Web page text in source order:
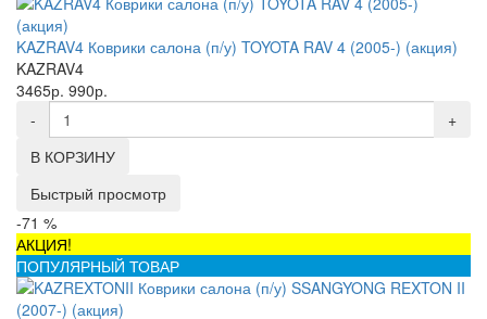
KAZRAV4 Коврики салона (п/у) TOYOTA RAV 4 (2005-) (акция)
KAZRAV4
3465р. 990р.
-
+
В КОРЗИНУ
Быстрый просмотр
-71 %
АКЦИЯ!
ПОПУЛЯРНЫЙ ТОВАР